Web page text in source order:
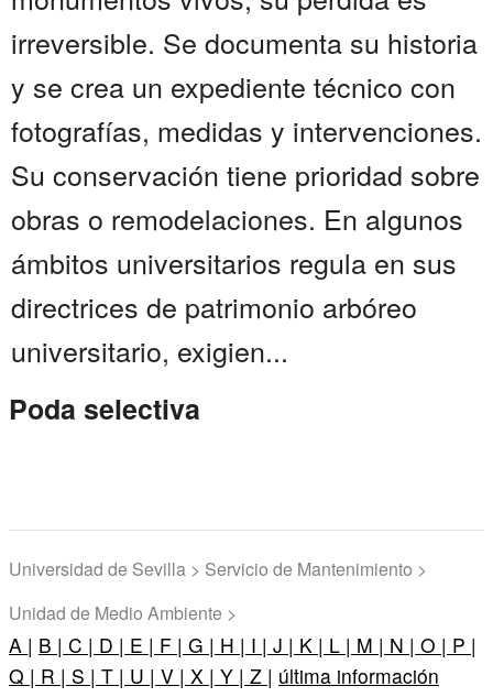
irreversible. Se documenta su historia
y se crea un expediente técnico con
fotografías, medidas y intervenciones.
Su conservación tiene prioridad sobre
obras o remodelaciones. En algunos
ámbitos universitarios regula en sus
directrices de patrimonio arbóreo
universitario, exigien...
Poda selectiva
Universidad de Sevilla > Servicio de Mantenimiento >
Unidad de Medio Ambiente >
A | B | C | D | E | F | G | H | I | J | K | L | M | N | O | P |
Q | R | S | T | U | V | X | Y | Z | última información